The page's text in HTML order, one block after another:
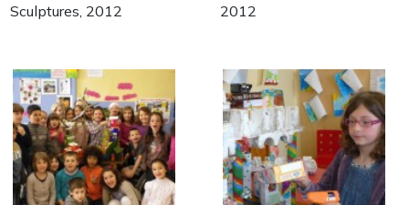
Sculptures, 2012
2012